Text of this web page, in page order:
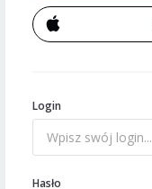
Login
Hasło